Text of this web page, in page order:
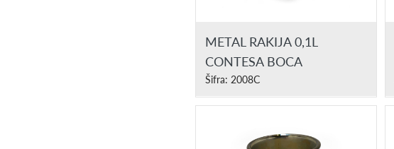
METAL RAKIJA 0,1L
CONTESA BOCA
Šifra: 2008C